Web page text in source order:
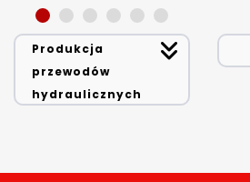
Produkcja
przewodów
hydraulicznych